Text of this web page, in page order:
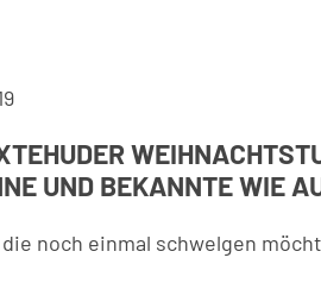
UND BEKANNTE WIE
die noch einmal schwelgen